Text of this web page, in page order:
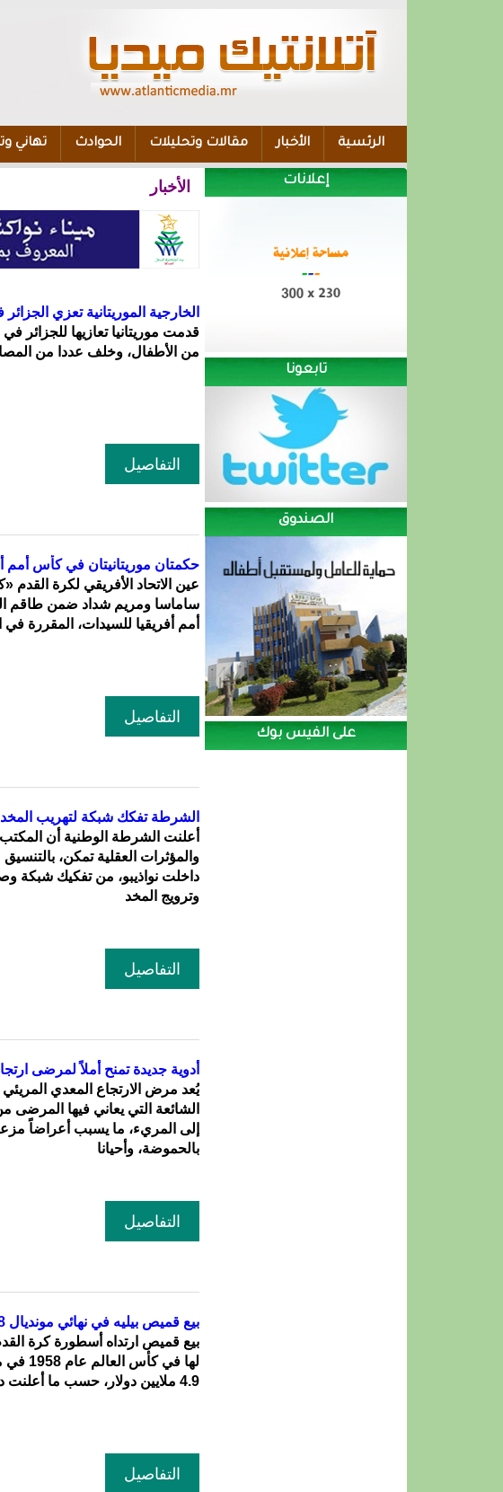
الرئسية الأخبار مقالات وتحليلات الحوادث تهاني
إعلانات
تابعونا
الصندوق
على الفيس بوك
الأخبار
الخارجية الموريتانية تعزي
قدمت موريتانيا تعازيها للجزائر
من الأطفال، وخلف عددا من
التفاصيل
حكمتان موريتانيتان في كأس أمم أفريقيا
عين الاتحاد الأفريقي لكرة القدم
ساماسا ومريم شداد ضمن طاقم
أمم أفريقيا للسيدات، المقررة في
التفاصيل
الشرطة تفكك شبكة لتهريب المخدرات في
أعلنت الشرطة الوطنية أن
والمؤثرات العقلية تمكن، بالتنسيق
داخلت نواذيبو، من تفكيك شبكة
وترويج المخد
التفاصيل
أدوية جديدة تمنح أملاً لمرضى
الشائعة التي يعاني فيها
إلى المريء، ما يسبب أعراضاً
بالحموضة، وأحيانا
التفاصيل
بيع قميص بيليه في نهائي مونديال 1958 بـ 4.9 ملايين دولار
بيع قميص ارتداه أسطورة كرة
لها في
4.9 ملايين دولار، حسب ما أعلنت دار سوذبيز للمزادات.
التفاصيل